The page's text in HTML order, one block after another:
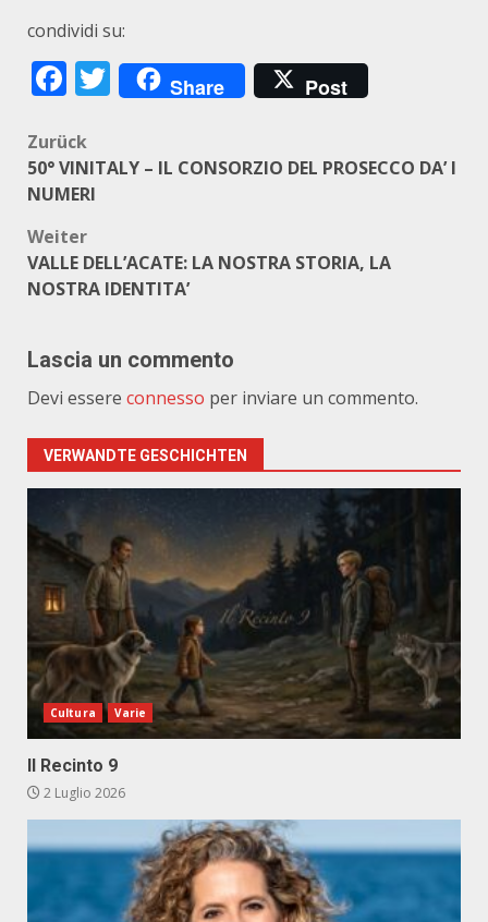
condividi su:
Facebook
Twitter
Share Post
Beitragsnavigation
Zurück
50° VINITALY – IL CONSORZIO DEL PROSECCO DA’ I
NUMERI
Weiter
VALLE DELL’ACATE: LA NOSTRA STORIA, LA
NOSTRA IDENTITA’
Lascia un commento
Devi essere connesso per inviare un commento.
VERWANDTE GESCHICHTEN
Cultura Varie
Il Recinto 9
2 Luglio 2026